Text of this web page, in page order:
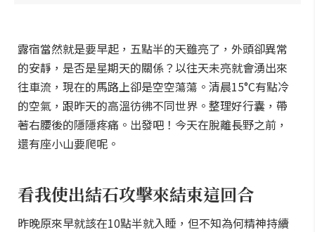
露宿當然就是要早起，五點半的天雖亮了，外頭卻異常
的安靜，是否是星期天的關係？以往天未亮就會湧出來
往車流，現在的馬路上卻是空空蕩蕩。清晨15°C有點冷
的空氣，跟昨天的高溫彷彿不同世界。整理好行囊，帶
著右腰後的隱隱疼痛。出發吧！今天在脫離長野之前，
還有座小山要爬呢。
看我使出結石攻擊來結束這回合
昨晚原來早就該在10點半就入睡，但不知為何精神持續